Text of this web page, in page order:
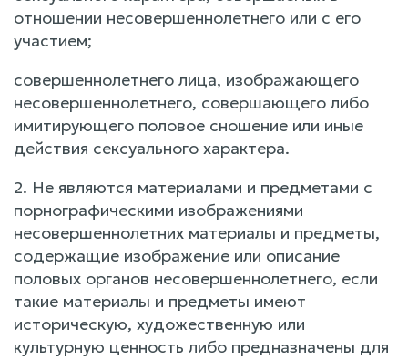
отношении несовершеннолетнего или с его
участием;
совершеннолетнего лица, изображающего
несовершеннолетнего, совершающего либо
имитирующего половое сношение или иные
действия сексуального характера.
2. Не являются материалами и предметами с
порнографическими изображениями
несовершеннолетних материалы и предметы,
содержащие изображение или описание
половых органов несовершеннолетнего, если
такие материалы и предметы имеют
историческую, художественную или
культурную ценность либо предназначены для